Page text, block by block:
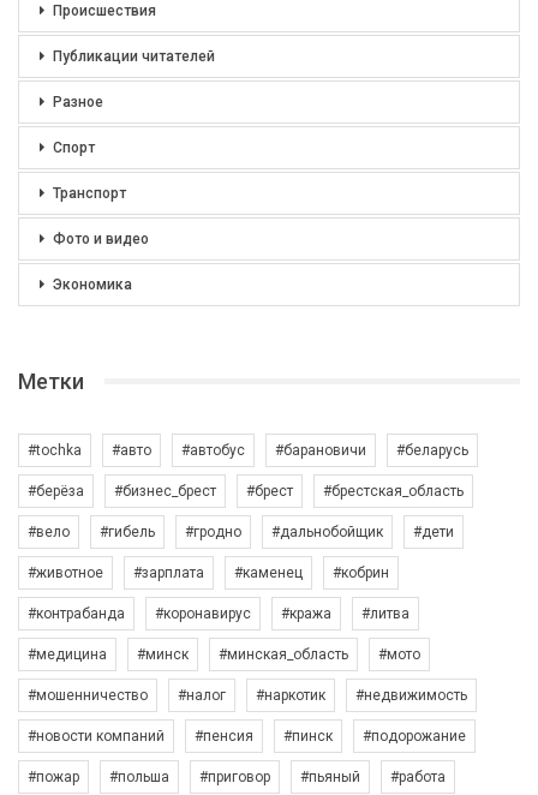
Происшествия
Публикации читателей
Разное
Спорт
Транспорт
Фото и видео
Экономика
Метки
#tochka #авто #автобус #барановичи #беларусь
#берёза #бизнес_брест #брест #брестская_область
#вело #гибель #гродно #дальнобойщик #дети
#животное #зарплата #каменец #кобрин
#контрабанда #коронавирус #кража #литва
#медицина #минск #минская_область #мото
#мошенничество #налог #наркотик #недвижимость
#новости компаний #пенсия #пинск #подорожание
#пожар #польша #приговор #пьяный #работа